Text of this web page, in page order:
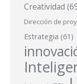
Creatividad
Dirección de
Estrategia (61)